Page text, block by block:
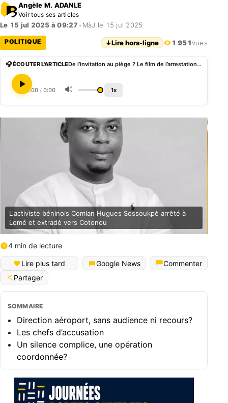
Angèle M. ADANLE
Voir tous ses articles
Le 15 jul 2025 à 09:27 • MàJ le 15 jul 2025
POLITIQUE ↓Lire hors-ligne 1 951vues
🎧 ÉCOUTER L'ARTICLE De l’invitation au piège ? Le film de l’arrestation du journaliste Comlan Hugues Sossoukpè à Abidjan
0:00 / 0:00 🔊 1x
L'activiste béninois Comlan Hugues Sossoukpè arrêté à
Lomé et extradé vers Cotonou
4 min de lecture
Lire plus tard Google News
Commenter
Partager
SOMMAIRE
Direction aéroport, sans audience ni recours?
Les chefs d’accusation
Un silence complice, une opération
coordonnée?